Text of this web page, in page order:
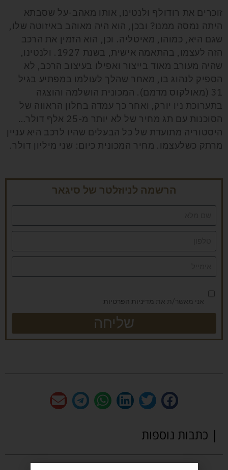
זוכרים את רודולף ולנטינו, אותו מאהב-על שסבתא
היתה נמסה ממנו? ובכן, הוא היה מאוהב באיזוטה שלו,
שגם היא, כמוהו, מאיטליה. וכן, הוא הזמין את הרכב
הזה לעצמו, בהתאמה אישית, בשנת 1927. ולנטינו,
שהיה מעורב מאוד בייצור ואפילו בעיצוב הרכב, לא
הספיק לנהוג בו, מאחר שהלך לעולמו במפתיע בגיל
31 (מאולקוס מדמם). המכונית הושלמה והוצגה
בתערוכת ניו יורק, ואחר כך עמדה בחלון הראווה של
הסוכנות עם תג מחיר של לא יותר מ-25 אלף דולר…
היסטוריה מתועדת של כל הבעלים שהיו לרכב היא עניין
מרתק כשלעצמו. מחיר המכונית כיום: שני מיליון דולר.
הרשמה לניוזלטר של סיגאר
אני מאשר/ת את מדיניות הפרטיות
שליחה
| כתבות נוספות